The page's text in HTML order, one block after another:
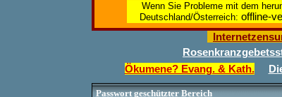
Wenn Sie Probleme mit dem
Deutschland/Österreich: offline-
Ökumene? Evang. & Kath.
Passwort geschützter Bereich